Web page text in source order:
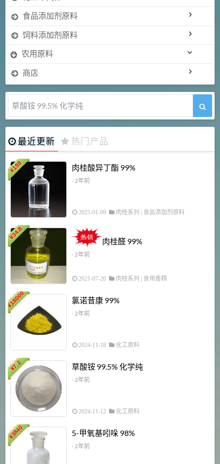
食品添加剂原料
饲料添加剂原料
农用原料
商店
5-甲氧基吲哚 98%
最近更新 热门产品
¥
198 肉桂酸异丁酯 99%
- 2年前
2025-01-09 肉桂系列 食品添加剂原料
¥
34.8
肉桂醛 99%
- 2年前
2021-07-20 肉桂系列 食用香精
¥
18000 氯诺昔康 99%
- 2年前
2024-11-18 化工原料
¥
7.2 草酸铵 99.5% 化学纯
- 2年前
2024-11-12 化工原料
¥
3840 5-甲氧基吲哚 98%
- 2年前